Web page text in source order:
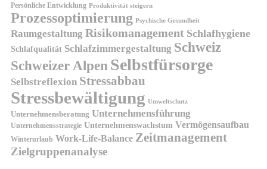
Persönliche Entwicklung Produktivität steigern
Prozessoptimierung Psychische Gesundheit
Raumgestaltung Risikomanagement Schlafhygiene
Schlafqualität Schlafzimmergestaltung Schweiz
Schweizer Alpen Selbstfürsorge
Selbstreflexion Stressabbau
Stressbewältigung Umweltschutz
Unternehmensberatung Unternehmensführung
Unternehmensstrategie Unternehmenswachstum Vermögensaufbau
Winterurlaub Work-Life-Balance Zeitmanagement
Zielgruppenanalyse